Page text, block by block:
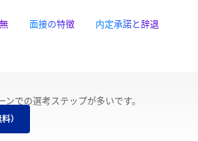
面接の特徴
内定承諾と辞退
での選考ステップが多いです。
）